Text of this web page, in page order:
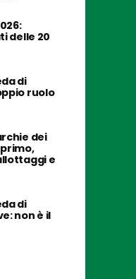
delle 20
di
ruolo
dei
e
di
non è il